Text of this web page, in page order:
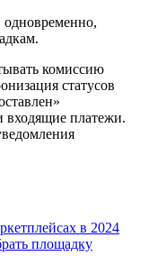
комиссию
статусов
входящие платежи.
в 2024
площадку